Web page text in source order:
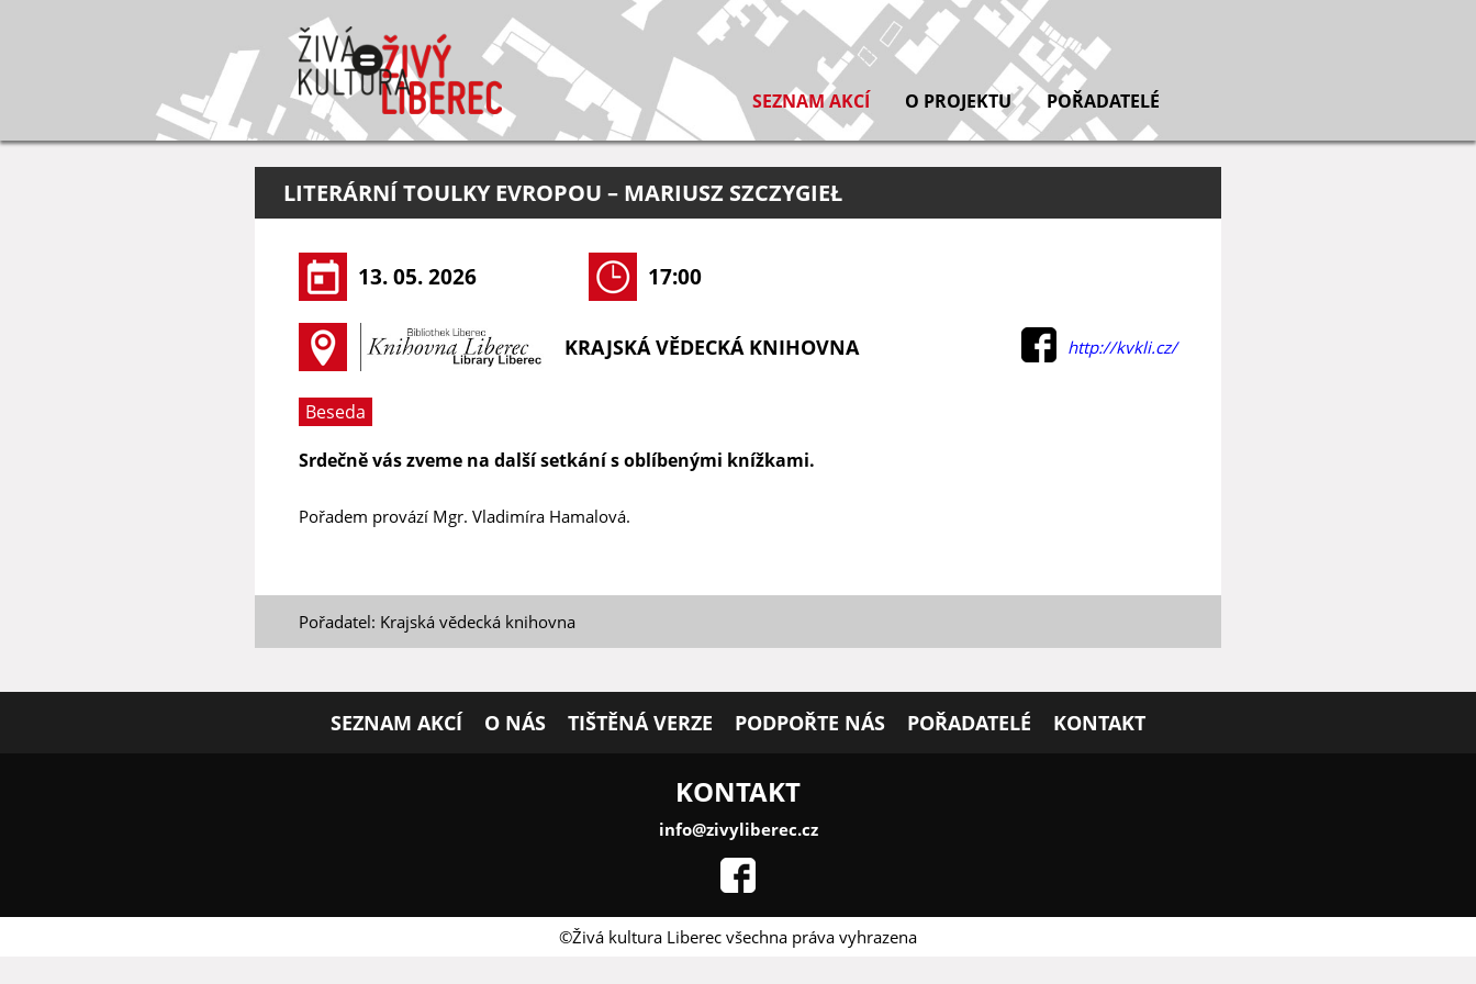
SEZNAM AKCÍ O PROJEKTU POŘADATELÉ
LITERÁRNÍ TOULKY EVROPOU – MARIUSZ SZCZYGIEŁ
13. 05. 2026 17:00
KRAJSKÁ VĚDECKÁ KNIHOVNA http://kvkli.cz/
Beseda
Srdečně vás zveme na další setkání s oblíbenými knížkami.
Pořadem provází Mgr. Vladimíra Hamalová.
Pořadatel: Krajská vědecká knihovna
SEZNAM AKCÍ O NÁS TIŠTĚNÁ VERZE PODPOŘTE NÁS POŘADATELÉ KONTAKT
KONTAKT
info@zivyliberec.cz
©Živá kultura Liberec všechna práva vyhrazena